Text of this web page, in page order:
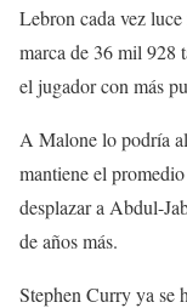
Lebron cada vez
marca de 36 mil 928
el jugador con más
A Malone lo podría
mantiene el
desplazar a Abdul-
de años más.
Stephen Curry ya se